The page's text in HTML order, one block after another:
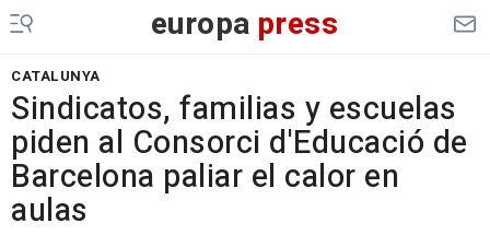
europa press
CATALUNYA
Sindicatos, familias y escuelas
piden al Consorci d'Educació de
Barcelona paliar el calor en
aulas